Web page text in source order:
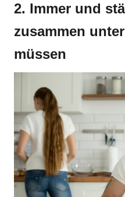
2. Immer und
zusammen
müssen